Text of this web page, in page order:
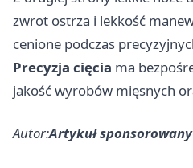
zwrot ostrza i lekkość
cenione podczas
Precyzja cięcia ma
jakość wyrobów mięsnych
Autor:Artykuł sponsorowany